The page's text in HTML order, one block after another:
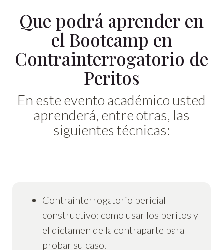
Que podrá aprender en
el Bootcamp en
Contrainterrogatorio de
Peritos
En este evento académico usted
aprenderá, entre otras, las
siguientes técnicas:
Contrainterrogatorio pericial
constructivo: como usar los peritos y
el dictamen de la contraparte para
probar su caso.